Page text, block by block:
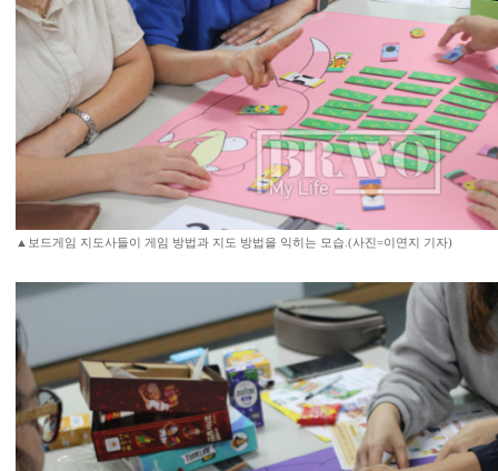
▲보드게임 지도사들이 게임 방법과 지도 방법을 익히는 모습.(사진=이연지 기자)